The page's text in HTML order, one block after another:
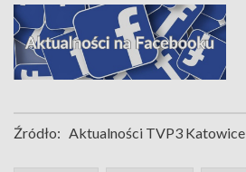
Źródło: Aktualności TVP3 Katowice